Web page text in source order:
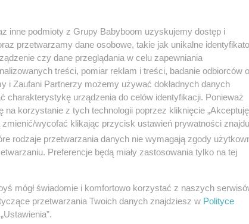
sekund? Opowiedz historię nocnego karmienia i
reklama
inne podmioty z Grupy Babyboom uzyskujemy dostęp i
przetwarzamy dane osobowe, takie jak unikalne
czy dane przeglądania w celu zapewniania
treści, pomiar reklam i treści, badanie odbiorców
i Zaufani Partnerzy możemy używać dokładnych danych
charakterystykę urządzenia do celów identyfikacji. Ponieważ
korzystanie z tych technologii poprzez kliknięcie
wycofać klikając przycisk ustawień prywatności
rodzaje przetwarzania danych nie wymagają zgody
Preferencje będą miały zastosowania tylko na tej
mógł świadomie i komfortowo korzystać z naszych
przetwarzania Twoich danych znajdziesz w Polityce